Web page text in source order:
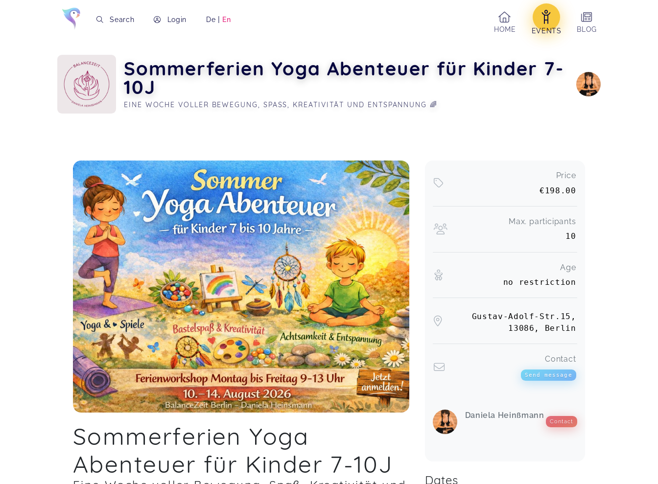
Search Login De | En
HOME
EVENTS BLOG
Sommerferien Yoga Abenteuer für Kinder 7-
10J
EINE WOCHE VOLLER BEWEGUNG, SPASS, KREATIVITÄT UND ENTSPANNUNG 🌈
Sommerferien Yoga
Abenteuer für Kinder 7-10J
Price
€198.00
Max. participants
10
Age
no restriction
Gustav-Adolf-Str.15,
13086, Berlin
Contact
Send message
Daniela Heinßmann
Contact
Dates